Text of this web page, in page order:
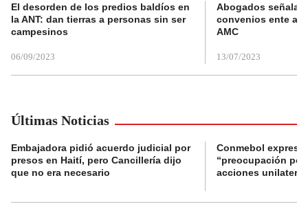
El desorden de los predios baldíos en
la ANT: dan tierras a personas sin ser
campesinos
06/09/2023
Abogados
convenios ente
AMC
13/07/2023
Últimas Noticias
Embajadora pidió acuerdo judicial por
presos en Haití, pero Cancillería dijo
que no era necesario
Conmebol expresó
“preocupación
acciones